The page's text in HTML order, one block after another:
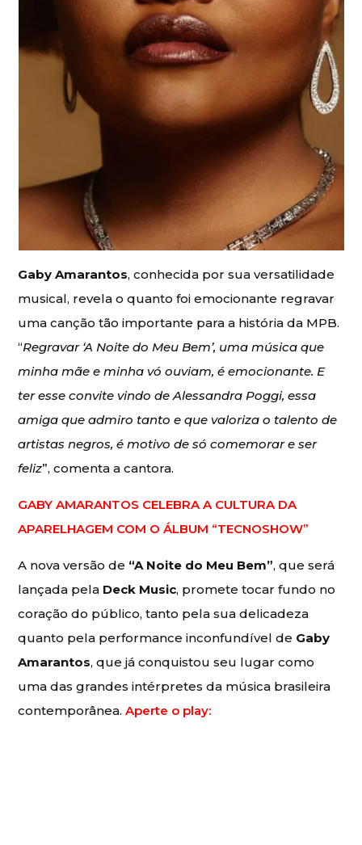
Gaby Amarantos, conhecida por sua versatilidade
musical, revela o quanto foi emocionante regravar
uma canção tão importante para a história da MPB.
“Regravar ‘A Noite do Meu Bem’, uma música que
minha mãe e minha vó ouviam, é emocionante. E
ter esse convite vindo de Alessandra Poggi, essa
amiga que admiro tanto e que valoriza o talento de
artistas negros, é motivo de só comemorar e ser
feliz”, comenta a cantora.
GABY AMARANTOS CELEBRA A CULTURA DA
APARELHAGEM COM O ÁLBUM “TECNOSHOW”
A nova versão de “A Noite do Meu Bem”, que será
lançada pela Deck Music, promete tocar fundo no
coração do público, tanto pela sua delicadeza
quanto pela performance inconfundível de Gaby
Amarantos, que já conquistou seu lugar como
uma das grandes intérpretes da música brasileira
contemporânea.Aperte o play: